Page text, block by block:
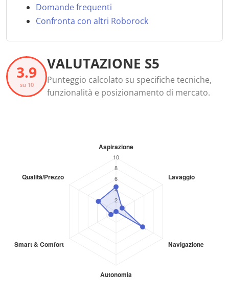
Domande frequenti
Confronta con altri Roborock
3.9
su 10
VALUTAZIONE S5
Punteggio calcolato su specifiche tecniche,
funzionalità e posizionamento di mercato.